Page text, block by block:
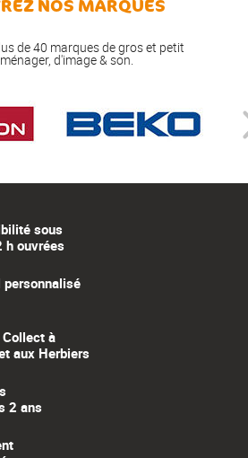
NOS MARQUES
de 40 marques de gros et petit
d'image & son.
sous
h ouvrées
personnalisé
à
aux Herbiers
2 ans